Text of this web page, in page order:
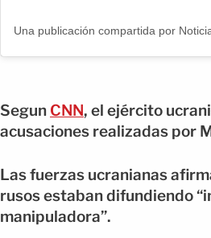
Segun CNN, el ejército
acusaciones realizadas por
Las fuerzas ucranianas
rusos estaban difundiendo
manipuladora”.